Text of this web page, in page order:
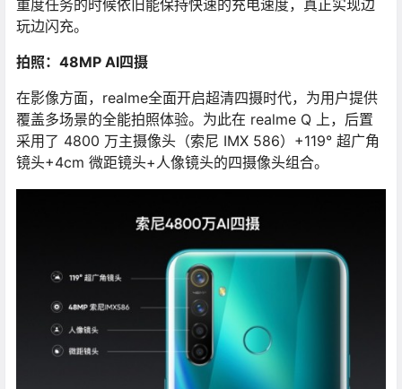
重度任务的时候依旧能保持快速的充电速度，真正实现边
玩边闪充。
拍照：48MP AI四摄
在影像方面，realme全面开启超清四摄时代，为用户提供
覆盖多场景的全能拍照体验。为此在 realme Q 上，后置
采用了 4800 万主摄像头（索尼 IMX 586）+119° 超广角
镜头+4cm 微距镜头+人像镜头的四摄像头组合。